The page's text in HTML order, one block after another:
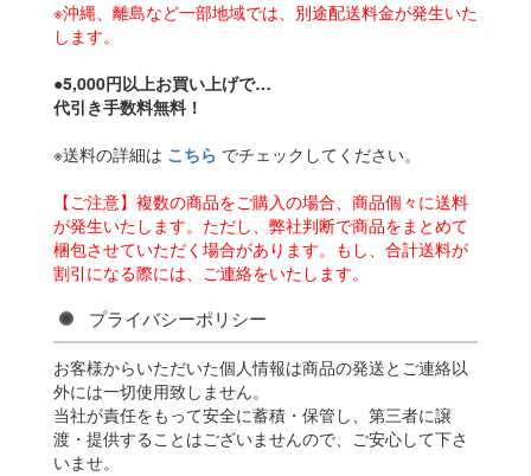
※沖縄、離島など一部地域では、別途配送料金が発生いた
します。
●5,000円以上お買い上げで…
代引き手数料無料！
※送料の詳細は こちら でチェックしてください。
【ご注意】複数の商品をご購入の場合、商品個々に送料
が発生いたします。ただし、弊社判断で商品をまとめて
梱包させていただく場合があります。もし、合計送料が
割引になる際には、ご連絡をいたします。
プライバシーポリシー
お客様からいただいた個人情報は商品の発送とご連絡以
外には一切使用致しません。
当社が責任をもって安全に蓄積・保管し、第三者に譲
渡・提供することはございませんので、ご安心して下さ
いませ。